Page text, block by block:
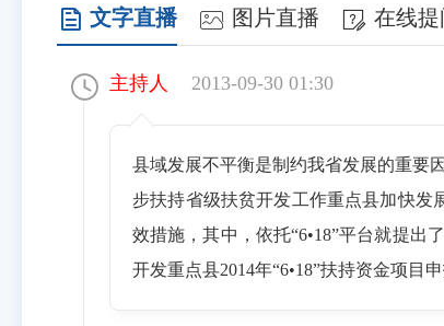
文字直播 图片直播 在线提
主持人 2013-09-30 01:30
县域发展不平衡是制约我省发展的重要
步扶持省级扶贫开发工作重点县加快发
效措施，其中，依托“6•18”平台就提出
开发重点县2014年“6•18”扶持资金项目